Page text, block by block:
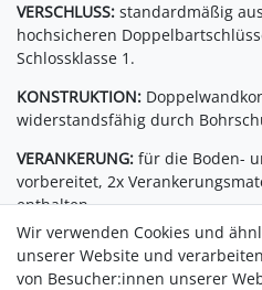
VERSCHLUSS: standardmäßig
hochsicheren
Schlossklasse 1.
KONSTRUKTION:
widerstandsfähig durch
VERANKERUNG: für die Boden-
vorbereitet, 2x
enthalten.
FARBE: beschichtet mit
RAL 9003 signalweiß.
Wir verwenden Cookies und
unserer Website und
von Besucher:innen unserer